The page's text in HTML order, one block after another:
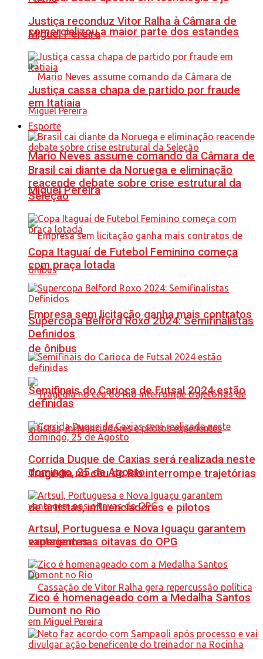
comercializou a maior parte dos estandes
Mario Neves assume comando da Câmara de
Miguel Pereira
Empresa sem licitação ganha mais contratos
de ônibus
Tragédia no céu do Rio interrompe trajetórias
de artistas, influenciadores e pilotos
experientes
Justiça reconduz Vitor Ralha à Câmara de
Miguel Pereira
Justiça cassa chapa de partido por fraude
em Itatiaia
Esporte
Brasil cai diante da Noruega e eliminação
reacende debate sobre crise estrutural da
Seleção
Copa Itaguaí de Futebol Feminino começa
com praça lotada
Supercopa Belford Roxo 2024: Semifinalistas
Definidos
Semifinais do Carioca de Futsal 2024 estão
definidas
Corrida Duque de Caxias será realizada neste
domingo, 25 de Agosto
Artsul, Portuguesa e Nova Iguaçu garantem
vantagem nas oitavas do OPG
Zico é homenageado com a Medalha Santos
Dumont no Rio